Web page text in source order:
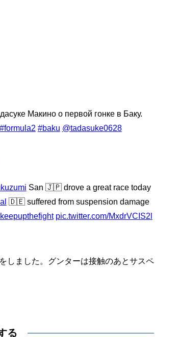
Макино о первой гонке в Баку.
#formula2 #baku @tadasuke0628
San 🇯🇵 drove a great race today
🇩🇪 suffered from suspension damage
pic.twitter.com/MxdrVCIS2l
しました。グンターは接触のあとサスペ
る